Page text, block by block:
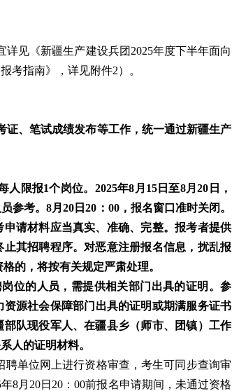
见《新疆生产建设兵团2025年度下半年面向
考指南》，详见附件2）。
、笔试成绩发布等工作，统一通过新疆生产
人限报1个岗位。2025年8月15日至8月20日，
考。8月20日20：00，报名窗口准时关闭。
请材料应当真实、准确、完整。报考者提供
其招聘程序。对恶意注册报名信息，扰乱报
的，将按有关规定严肃处理。
位的人员，需提供相关部门出具的证明。参
源社会保障部门出具的证明或期满服务证书
队现役军人、在疆县乡（师市、团镇）工作
人的证明材料。
聘单位网上进行资格审查，考生可同步查询审
8月20日20：00前报名申请期间，未通过资格